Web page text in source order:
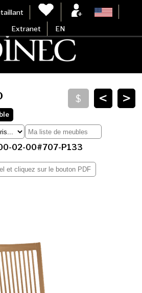
Extranet EN
>
<
02-00#707-P133